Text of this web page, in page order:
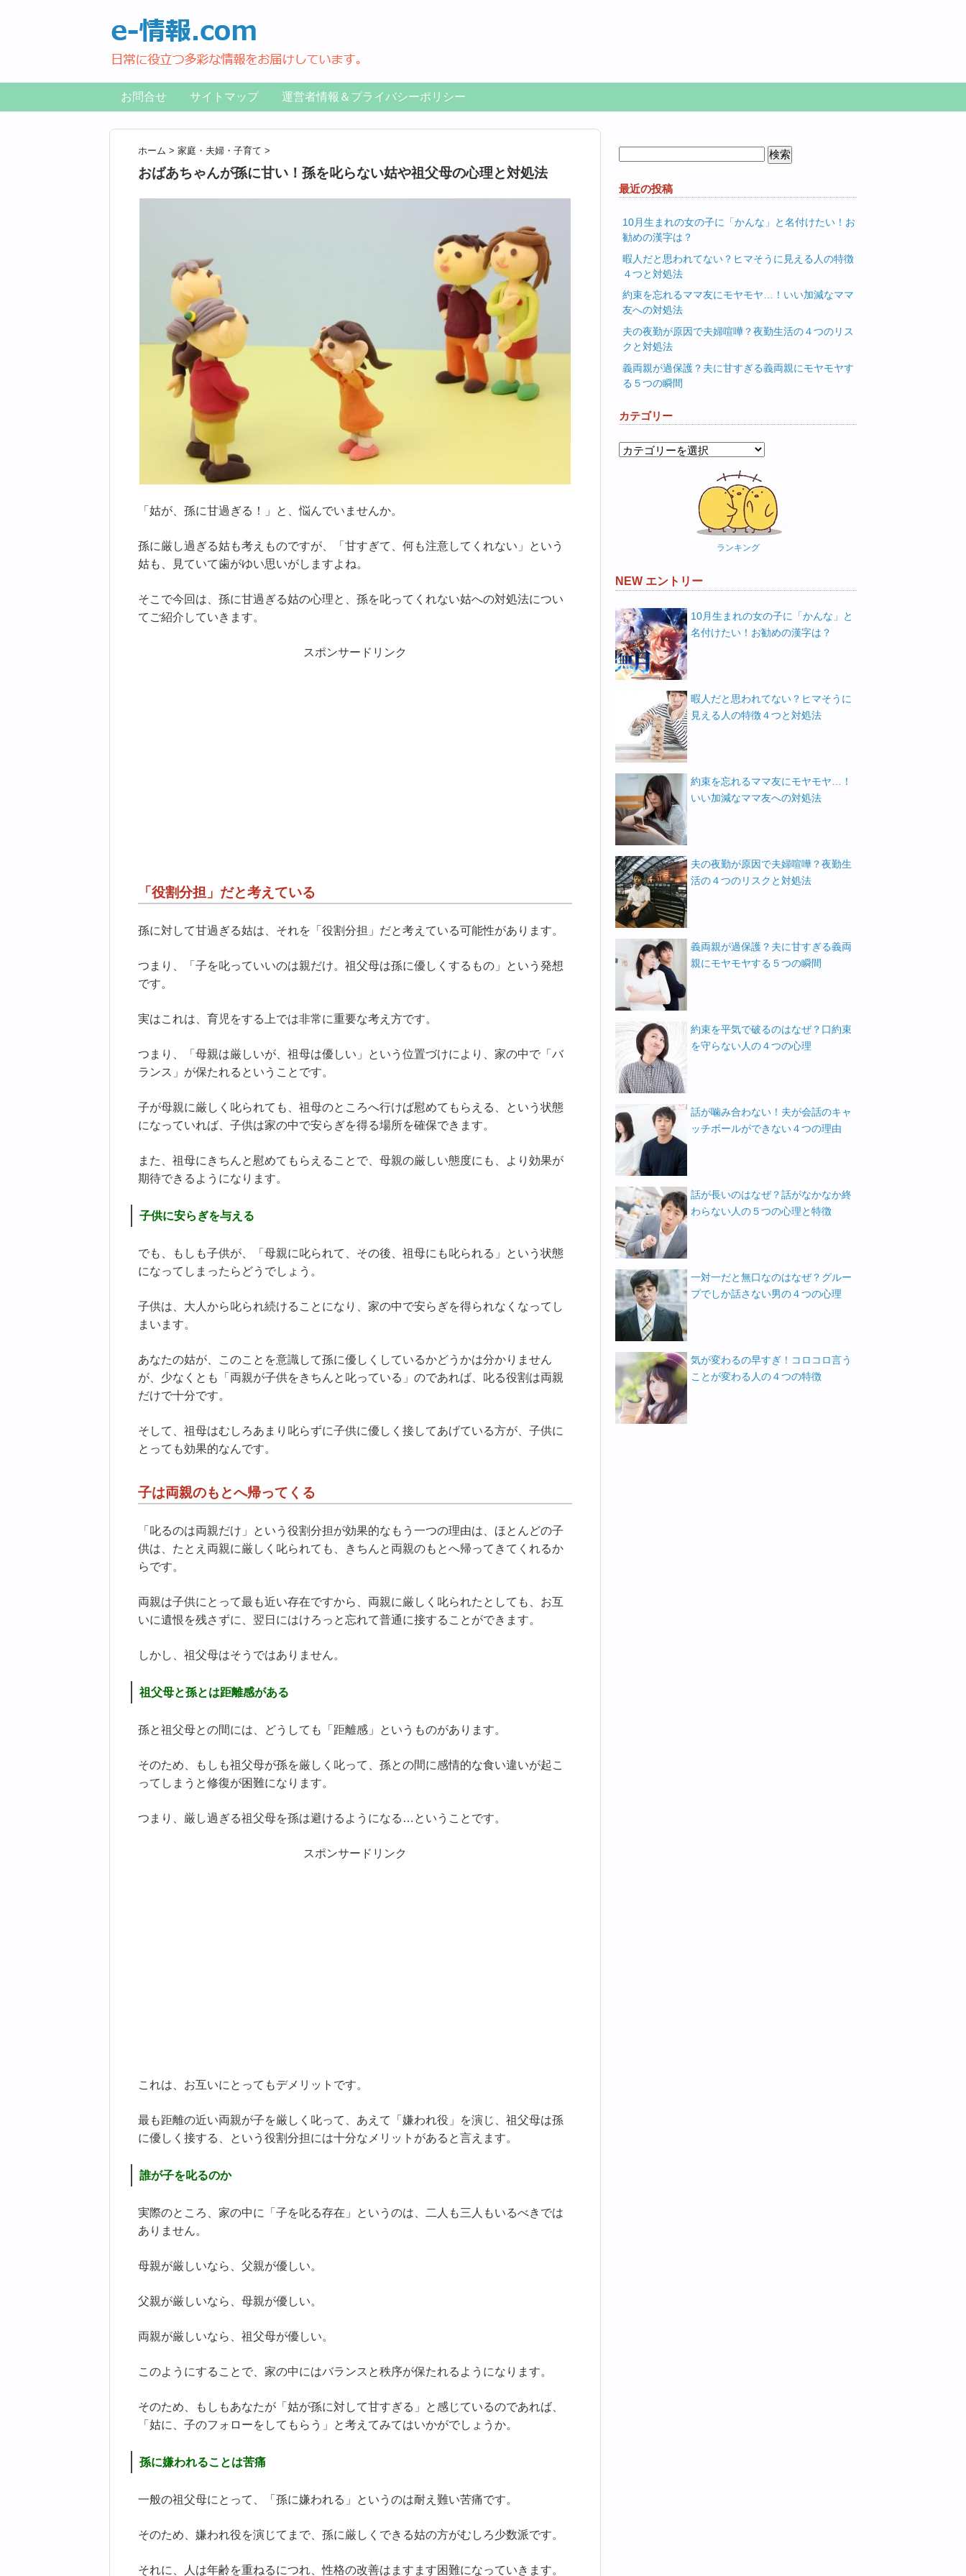
お問合せ サイトマップ 運営者情報＆プライバシーポリシー
ホーム > 家庭・夫婦・子育て >
おばあちゃんが孫に甘い！孫を叱らない姑や祖父母の心理と対処法
「姑が、孫に甘過ぎる！」と、悩んでいませんか。
孫に厳し過ぎる姑も考えものですが、「甘すぎて、何も注意してくれない」という
姑も、見ていて歯がゆい思いがしますよね。
そこで今回は、孫に甘過ぎる姑の心理と、孫を叱ってくれない姑への対処法につい
てご紹介していきます。
スポンサードリンク
「役割分担」だと考えている
孫に対して甘過ぎる姑は、それを「役割分担」だと考えている可能性があります。
つまり、「子を叱っていいのは親だけ。祖父母は孫に優しくするもの」という発想
です。
実はこれは、育児をする上では非常に重要な考え方です。
つまり、「母親は厳しいが、祖母は優しい」という位置づけにより、家の中で「バ
ランス」が保たれるということです。
子が母親に厳しく叱られても、祖母のところへ行けば慰めてもらえる、という状態
になっていれば、子供は家の中で安らぎを得る場所を確保できます。
また、祖母にきちんと慰めてもらえることで、母親の厳しい態度にも、より効果が
期待できるようになります。
子供に安らぎを与える
でも、もしも子供が、「母親に叱られて、その後、祖母にも叱られる」という状態
になってしまったらどうでしょう。
子供は、大人から叱られ続けることになり、家の中で安らぎを得られなくなってし
まいます。
あなたの姑が、このことを意識して孫に優しくしているかどうかは分かりません
が、少なくとも「両親が子供をきちんと叱っている」のであれば、叱る役割は両親
だけで十分です。
そして、祖母はむしろあまり叱らずに子供に優しく接してあげている方が、子供に
とっても効果的なんです。
子は両親のもとへ帰ってくる
「叱るのは両親だけ」という役割分担が効果的なもう一つの理由は、ほとんどの子
供は、たとえ両親に厳しく叱られても、きちんと両親のもとへ帰ってきてくれるか
らです。
両親は子供にとって最も近い存在ですから、両親に厳しく叱られたとしても、お互
いに遺恨を残さずに、翌日にはけろっと忘れて普通に接することができます。
しかし、祖父母はそうではありません。
祖父母と孫とは距離感がある
孫と祖父母との間には、どうしても「距離感」というものがあります。
そのため、もしも祖父母が孫を厳しく叱って、孫との間に感情的な食い違いが起こ
ってしまうと修復が困難になります。
つまり、厳し過ぎる祖父母を孫は避けるようになる…ということです。
スポンサードリンク
これは、お互いにとってもデメリットです。
最も距離の近い両親が子を厳しく叱って、あえて「嫌われ役」を演じ、祖父母は孫
に優しく接する、という役割分担には十分なメリットがあると言えます。
誰が子を叱るのか
実際のところ、家の中に「子を叱る存在」というのは、二人も三人もいるべきでは
ありません。
母親が厳しいなら、父親が優しい。
父親が厳しいなら、母親が優しい。
両親が厳しいなら、祖父母が優しい。
このようにすることで、家の中にはバランスと秩序が保たれるようになります。
そのため、もしもあなたが「姑が孫に対して甘すぎる」と感じているのであれば、
「姑に、子のフォローをしてもらう」と考えてみてはいかがでしょうか。
孫に嫌われることは苦痛
一般の祖父母にとって、「孫に嫌われる」というのは耐え難い苦痛です。
そのため、嫌われ役を演じてまで、孫に厳しくできる姑の方がむしろ少数派です。
それに、人は年齢を重ねるにつれ、性格の改善はますます困難になっていきます。
最近の投稿
10月生まれの女の子に「かんな」と名付けたい！お
勧めの漢字は？
暇人だと思われてない？ヒマそうに見える人の特徴
４つと対処法
約束を忘れるママ友にモヤモヤ…！いい加減なママ
友への対処法
夫の夜勤が原因で夫婦喧嘩？夜勤生活の４つのリス
クと対処法
義両親が過保護？夫に甘すぎる義両親にモヤモヤす
る５つの瞬間
カテゴリー
カ
ランキング
NEW エントリー
10月生まれの女の子に「かんな」と
名付けたい！お勧めの漢字は？
暇人だと思われてない？ヒマそうに
見える人の特徴４つと対処法
約束を忘れるママ友にモヤモヤ…！
いい加減なママ友への対処法
夫の夜勤が原因で夫婦喧嘩？夜勤生
活の４つのリスクと対処法
義両親が過保護？夫に甘すぎる義両
親にモヤモヤする５つの瞬間
約束を平気で破るのはなぜ？口約束
を守らない人の４つの心理
話が噛み合わない！夫が会話のキャ
ッチボールができない４つの理由
話が長いのはなぜ？話がなかなか終
わらない人の５つの心理と特徴
一対一だと無口なのはなぜ？グルー
プでしか話さない男の４つの心理
気が変わるの早すぎ！コロコロ言う
ことが変わる人の４つの特徴